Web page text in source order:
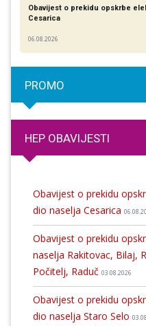
Obavijest o prekidu opskrbe
Cesarica
06.08.2026
PROMO
HEP OBAVIJESTI
Obavijest o prekidu
dio naselja Cesarica
Obavijest o prekidu
naselja Rakitovac, Bilaj,
Počitelj, Raduč 03.08.2026
Obavijest o prekidu
dio naselja Staro Selo